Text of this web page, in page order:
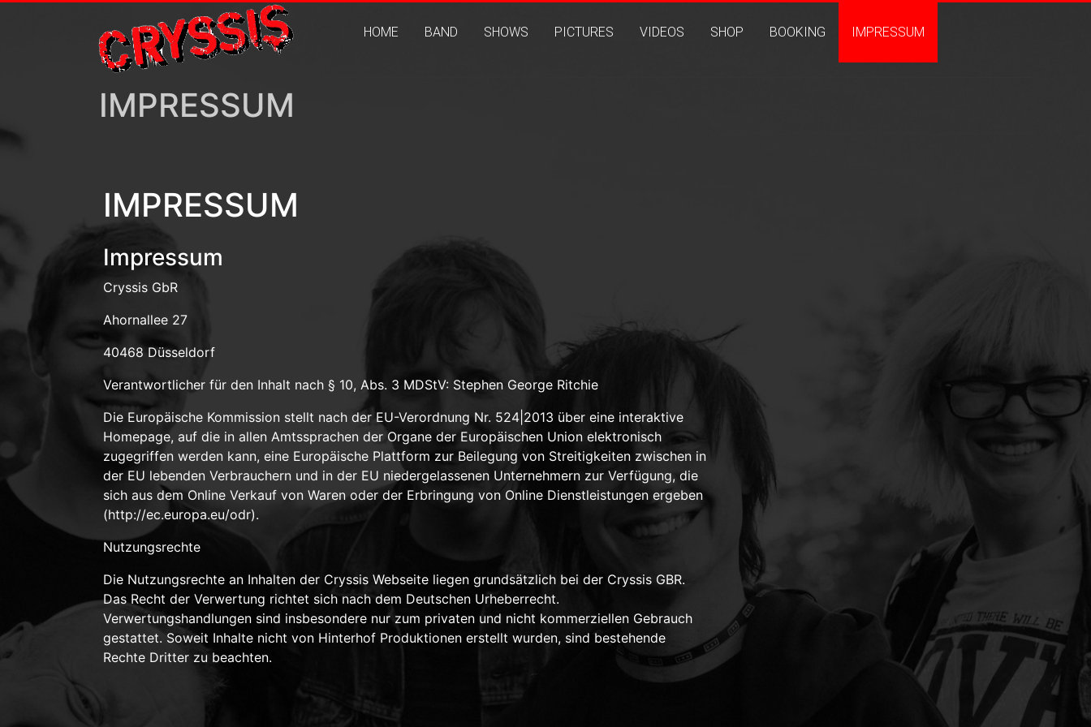
content
HOME BAND SHOWS PICTURES VIDEOS SHOP BOOKING IMPRESSUM
IMPRESSUM
IMPRESSUM
Impressum
Cryssis GbR
Ahornallee 27
40468 Düsseldorf
Verantwortlicher für den Inhalt nach § 10, Abs. 3 MDStV: Stephen George Ritchie
Die Europäische Kommission stellt nach der EU-Verordnung Nr. 524|2013 über eine interaktive
Homepage, auf die in allen Amtssprachen der Organe der Europäischen Union elektronisch
zugegriffen werden kann, eine Europäische Plattform zur Beilegung von Streitigkeiten zwischen in
der EU lebenden Verbrauchern und in der EU niedergelassenen Unternehmern zur Verfügung, die
sich aus dem Online Verkauf von Waren oder der Erbringung von Online Dienstleistungen ergeben
(http://ec.europa.eu/odr).
Nutzungsrechte
Die Nutzungsrechte an Inhalten der Cryssis Webseite liegen grundsätzlich bei der Cryssis GBR.
Das Recht der Verwertung richtet sich nach dem Deutschen Urheberrecht.
Verwertungshandlungen sind insbesondere nur zum privaten und nicht kommerziellen Gebrauch
gestattet. Soweit Inhalte nicht von Hinterhof Produktionen erstellt wurden, sind bestehende
Rechte Dritter zu beachten.